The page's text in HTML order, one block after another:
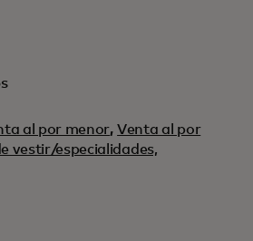
al por menor,Venta al por
vestir/especialidades,